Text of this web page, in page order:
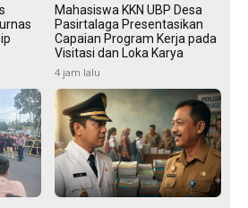
Mahasiswa KKN UBP Desa
Pasirtalaga Presentasikan
Capaian Program Kerja pada
Visitasi dan Loka Karya
4 jam lalu